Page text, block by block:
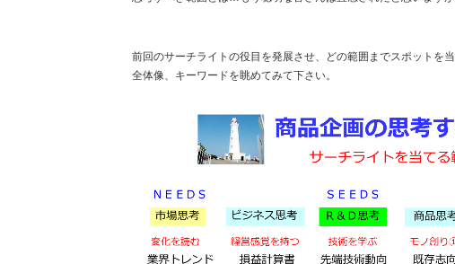
前回のサーチライトの役目を発展させ、どの範囲までスポットを
全体像、キーワードを眺めてみて下さい。